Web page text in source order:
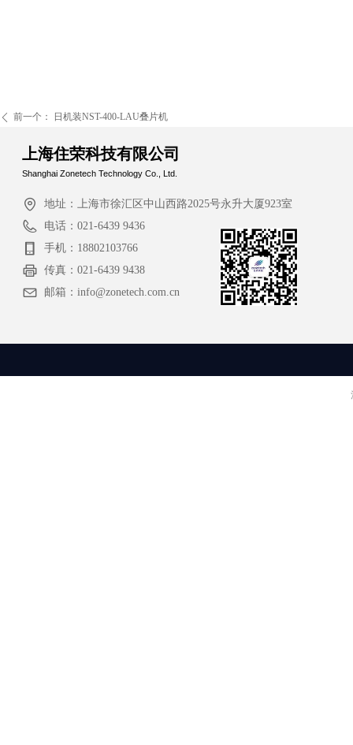
ꄴ 前一个： 日机装NST-400-LAU叠片机
上海住荣科技有限公司
Shanghai Zonetech Technology Co., Ltd.
地址： 上海市徐汇区中山西路2025号永升大厦923室
电话： 021-6439 9436
手机： 18802103766
传真： 021-6439 9438
邮箱： info@zonetech.com.cn